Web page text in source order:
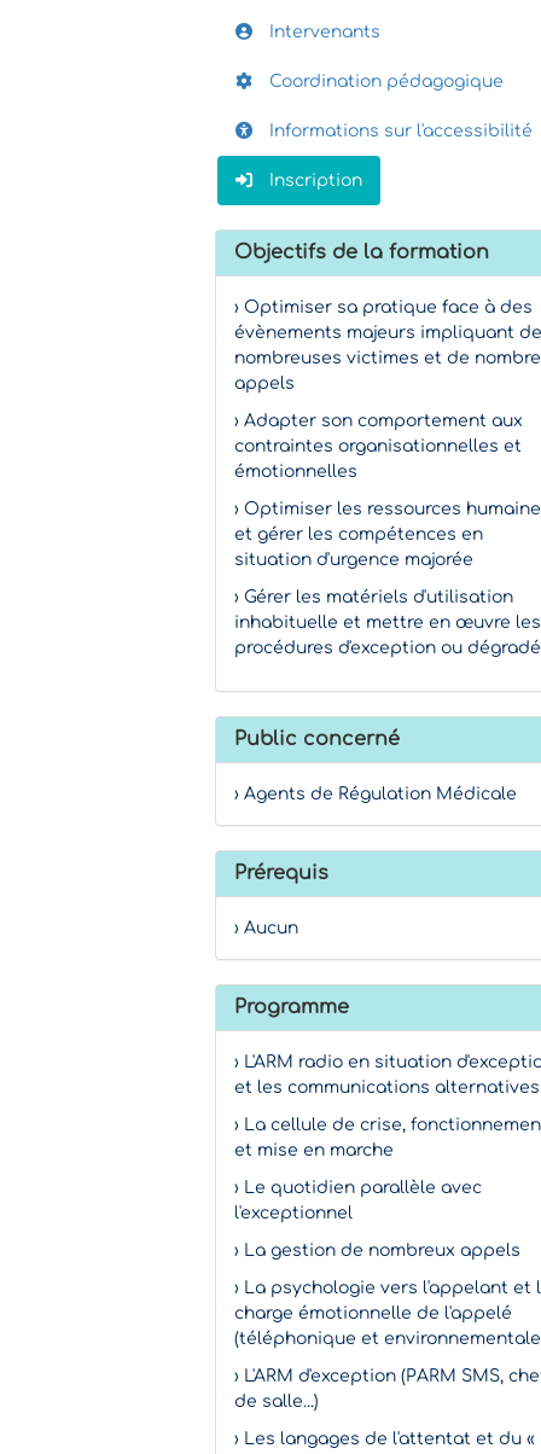
Intervenants
Coordination pédagogique
Informations sur l'accessibilité
Inscription
Objectifs de la formation
› Optimiser sa pratique face à des
évènements majeurs impliquant de
nombreuses victimes et de
appels
› Adapter son comportement aux
contraintes organisationnelles et
émotionnelles
› Optimiser les ressources
et gérer les compétences en
situation d'urgence majorée
› Gérer les matériels d'utilisation
inhabituelle et mettre en œuvre les
procédures d'exception ou
Public concerné
› Agents de Régulation Médicale
Prérequis
› Aucun
Programme
› L'ARM radio en situation
et les communications alternatives
› La cellule de crise,
et mise en marche
› Le quotidien parallèle avec
l'exceptionnel
› La gestion de nombreux appels
› La psychologie vers l'appelant et
charge émotionnelle de l'appelé
(téléphonique et
› L'ARM d'exception (PARM SMS,
de salle...)
› Les langages de l'attentat et du «